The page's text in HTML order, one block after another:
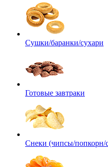
Сушки/баранки/сухари
Готовые завтраки
Снеки (чипсы/попкорн/